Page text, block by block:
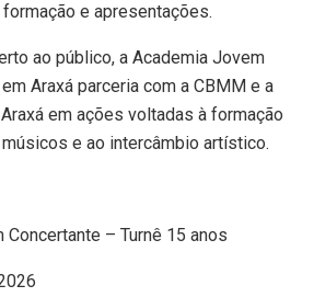
e apresentações.
ao público, a Academia Jovem
Araxá parceria com a CBMM e a
em ações voltadas à formação
e ao intercâmbio artístico.
– Turnê 15 anos